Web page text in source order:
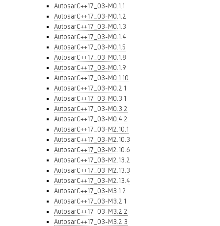
AutosarC++17_03-M0.1.1
AutosarC++17_03-M0.1.2
AutosarC++17_03-M0.1.3
AutosarC++17_03-M0.1.4
AutosarC++17_03-M0.1.5
AutosarC++17_03-M0.1.8
AutosarC++17_03-M0.1.9
AutosarC++17_03-M0.1.10
AutosarC++17_03-M0.2.1
AutosarC++17_03-M0.3.1
AutosarC++17_03-M0.3.2
AutosarC++17_03-M0.4.2
AutosarC++17_03-M2.10.1
AutosarC++17_03-M2.10.3
AutosarC++17_03-M2.10.6
AutosarC++17_03-M2.13.2
AutosarC++17_03-M2.13.3
AutosarC++17_03-M2.13.4
AutosarC++17_03-M3.1.2
AutosarC++17_03-M3.2.1
AutosarC++17_03-M3.2.2
AutosarC++17_03-M3.2.3